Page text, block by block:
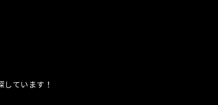
ています！